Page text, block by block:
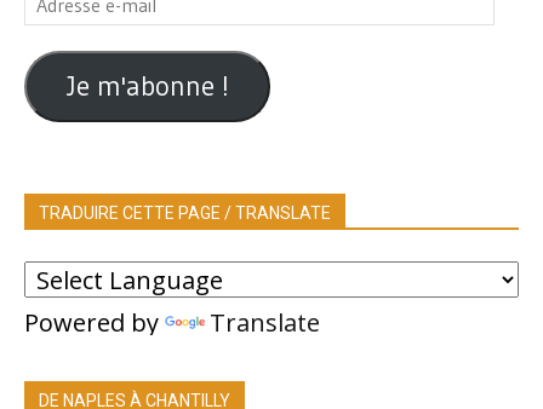
e-
mail
Je m'abonne !
TRADUIRE CETTE PAGE / TRANSLATE
Powered by Translate
DE NAPLES À CHANTILLY